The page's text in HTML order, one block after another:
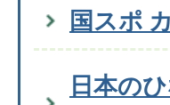
国スポ
日本の